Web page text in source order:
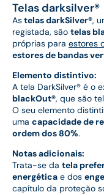
Telas darksilver®
Astelas darkSilver®,
registada, são telas
próprias para estores
estores de bandas
Elemento distintivo:
A tela DarkSilver® é o
blackOut®, que são
O seu elemento
uma capacidade de
ordem dos 80%.
Notas adicionais:
Trata-se da tela
energética e dos
capítulo da proteção